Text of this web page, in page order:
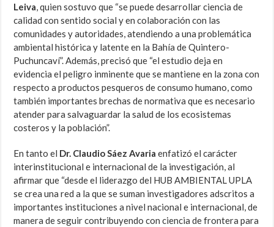
Leiva, quien sostuvo que “se puede desarrollar ciencia de
calidad con sentido social y en colaboración con las
comunidades y autoridades, atendiendo a una problemática
ambiental histórica y latente en la Bahía de Quintero-
Puchuncaví”. Además, precisó que “el estudio deja en
evidencia el peligro inminente que se mantiene en la zona con
respecto a productos pesqueros de consumo humano, como
también importantes brechas de normativa que es necesario
atender para salvaguardar la salud de los ecosistemas
costeros y la población”.
En tanto el Dr. Claudio Sáez Avaria enfatizó el carácter
interinstitucional e internacional de la investigación, al
afirmar que “desde el liderazgo del HUB AMBIENTAL UPLA
se crea una red a la que se suman investigadores adscritos a
importantes instituciones a nivel nacional e internacional, de
manera de seguir contribuyendo con ciencia de frontera para